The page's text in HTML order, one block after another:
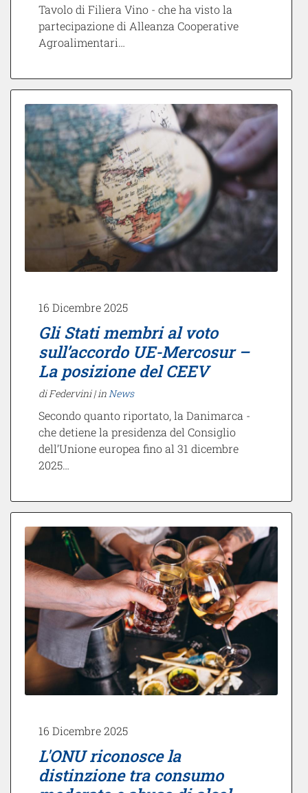
Tavolo di Filiera Vino - che ha visto la
partecipazione di Alleanza Cooperative
Agroalimentari…
16 Dicembre 2025
Gli Stati membri al voto
sull’accordo UE-Mercosur –
La posizione del CEEV
di Federvini |inNews
Secondo quanto riportato, la Danimarca -
che detiene la presidenza del Consiglio
dell’Unione europea fino al 31 dicembre
2025…
16 Dicembre 2025
L'ONU riconosce la
distinzione tra consumo